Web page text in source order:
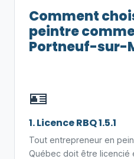
Comment
peintre
Portneuf-sur-
🪪
1. Licence RBQ 1.5.1
Tout entrepreneur en
Québec doit être licencié